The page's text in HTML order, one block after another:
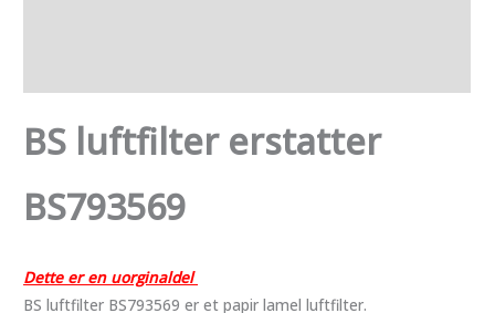
BS luftfilter erstatter
BS793569
Dette er en uorginaldel
BS luftfilter BS793569 er et papir lamel luftfilter.